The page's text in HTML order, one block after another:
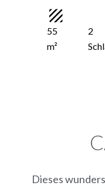
55
m²
2
Dieses